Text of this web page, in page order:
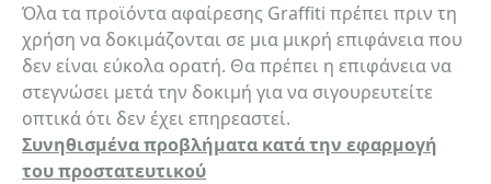
Όλα τα προϊόντα αφαίρεσης Graffiti πρέπει πριν τη
χρήση να δοκιμάζονται σε μια μικρή επιφάνεια που
δεν είναι εύκολα ορατή. Θα πρέπει η επιφάνεια να
στεγνώσει μετά την δοκιμή για να σιγουρευτείτε
οπτικά ότι δεν έχει επηρεαστεί.
Συνηθισμένα προβλήματα κατά την εφαρμογή
του προστατευτικού